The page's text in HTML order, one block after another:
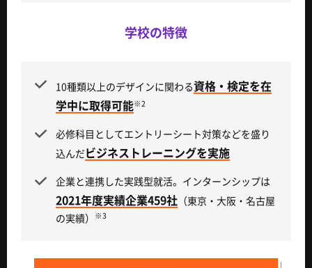
学校の特徴
10種類以上のデザインに関わる資格・検定を在
学中に取得可能※2
必修科目としてエントリーシート対策などを盛り
込んだビジネストレーニングを実施
企業と連携した実践型就活。インターンシップは
2021年度実績企業459社 （東京・大阪・名古屋
の実績）
※3